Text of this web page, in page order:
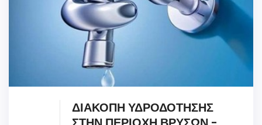
ΔΙΑΚΟΠΗ ΥΔΡΟΔΟΤΗΣΗΣ